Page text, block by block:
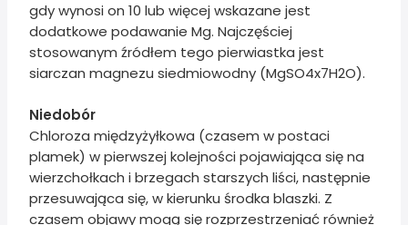
gdy wynosi on 10 lub więcej wskazane jest
dodatkowe podawanie Mg. Najczęściej
stosowanym źródłem tego pierwiastka jest
siarczan magnezu siedmiowodny (MgSO4x7H2O).
Niedobór
Chloroza międzyżyłkowa (czasem w postaci
plamek) w pierwszej kolejności pojawiająca się na
wierzchołkach i brzegach starszych liści, następnie
przesuwająca się, w kierunku środka blaszki. Z
czasem objawy mogą się rozprzestrzeniać również